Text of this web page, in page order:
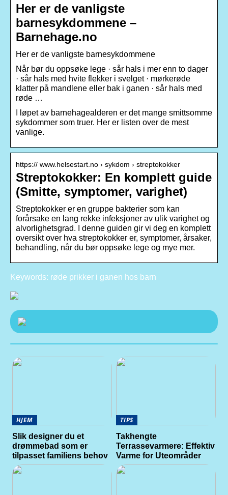
Her er de vanligste
barnesykdommene –
Barnehage.no
Her er de vanligste barnesykdommene
Når bør du oppsøke lege · sår hals i mer enn to dager
· sår hals med hvite flekker i svelget · mørkerøde
klatter på mandlene eller bak i ganen · sår hals med
røde …
I løpet av barnehagealderen er det mange smittsomme
sykdommer som truer. Her er listen over de mest
vanlige.
https:// www.helsestart.no › sykdom › streptokokker
Streptokokker: En komplett guide
(Smitte, symptomer, varighet)
Streptokokker er en gruppe bakterier som kan
forårsake en lang rekke infeksjoner av ulik varighet og
alvorlighetsgrad. I denne guiden gir vi deg en komplett
oversikt over hva streptokokker er, symptomer, årsaker,
behandling, når du bør oppsøke lege og mye mer.
Keywords: røde prikker i ganen hos barn
HJEM
Slik designer du et
drømmebad som er
tilpasset familiens behov
TIPS
Takhengte
Terrassevarmere: Effektiv
Varme for Uteområder